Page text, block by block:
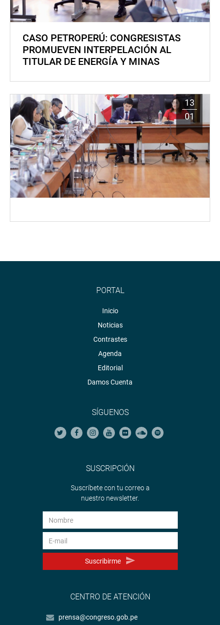
CASO PETROPERÚ: CONGRESISTAS
PROMUEVEN INTERPELACIÓN AL
TITULAR DE ENERGÍA Y MINAS
13
01
PORTAL
Inicio
Noticias
Contrastes
Agenda
Editorial
Damos Cuenta
SÍGUENOS
SUSCRIPCIÓN
Suscríbete con tu correo a
nuestro newsletter.
Suscribirme
CENTRO DE ATENCIÓN
prensa@congreso.gob.pe